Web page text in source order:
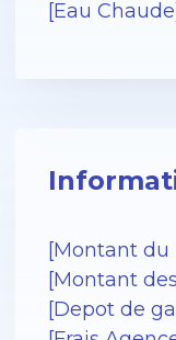
[Eau
[Montant du
[Montant
[Depot de